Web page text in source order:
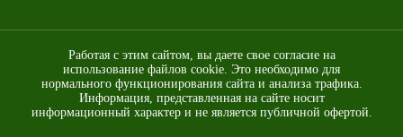
Работая с этим сайтом, вы даете свое согласие на
использование файлов cookie. Это необходимо для
нормального функционирования сайта и анализа трафика.
Информация, представленная на сайте носит
информационный характер и не является публичной офертой.